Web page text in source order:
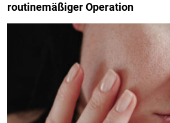
routinemäßiger Operation